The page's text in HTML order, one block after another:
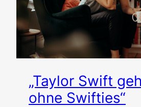
„Taylor Swift
ohne Swifties“